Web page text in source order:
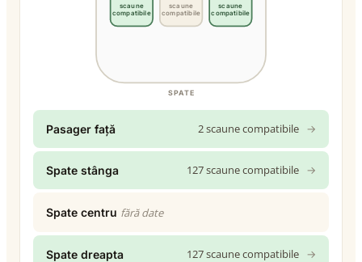
SPATE
scaune
compatibile
scaune
compatibile
scaune
compatibile
Pasager față 2 scaune compatibile →
Spate stânga 127 scaune compatibile →
Spate centru fără date
Spate dreapta 127 scaune compatibile →